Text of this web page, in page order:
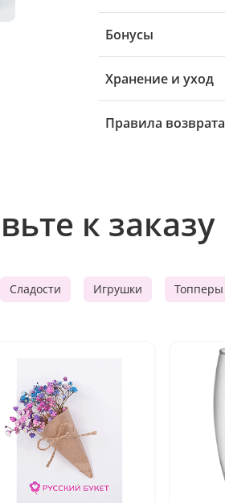
Бонусы
Хранение и уход
Правила возврата
к заказу
Сладости Игрушки Топперы